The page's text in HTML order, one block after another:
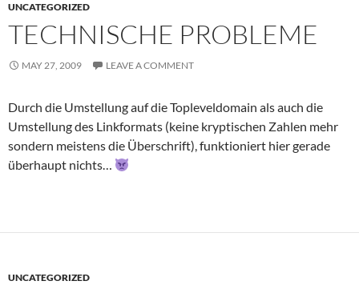
UNCATEGORIZED
TECHNISCHE PROBLEME
MAY 27, 2009 LEAVE A COMMENT
Durch die Umstellung auf die Topleveldomain als auch die
Umstellung des Linkformats (keine kryptischen Zahlen mehr
sondern meistens die Überschrift), funktioniert hier gerade
überhaupt nichts…
UNCATEGORIZED